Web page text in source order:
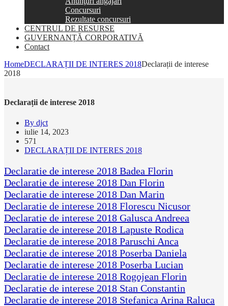
Concursuri
Rezultate concursuri
CENTRUL DE RESURSE
GUVERNANȚĂ CORPORATIVĂ
Contact
HomeDECLARAȚII DE INTERES 2018Declarații de interese
2018
Declarații de interese 2018
By djct
iulie 14, 2023
571
DECLARAȚII DE INTERES 2018
Declaratie de interese 2018 Badea Florin
Declaratie de interese 2018 Dan Florin
Declaratie de interese 2018 Dan Marin
Declaratie de interese 2018 Florescu Nicusor
Declaratie de interese 2018 Galusca Andreea
Declaratie de interese 2018 Lapuste Rodica
Declaratie de interese 2018 Paruschi Anca
Declaratie de interese 2018 Poserba Daniela
Declaratie de interese 2018 Poserba Lucian
Declaratie de interese 2018 Rogojean Florin
Declaratie de interese 2018 Stan Constantin
Declaratie de interese 2018 Stefanica Arina Raluca